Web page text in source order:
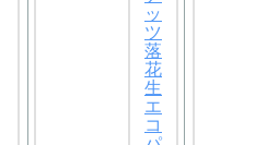
ッ
ツ
落
花
生
エ
コ